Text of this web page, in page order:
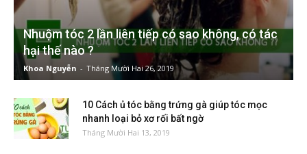
Nhuộm tóc 2 lần liên tiếp có sao không, có tác
hại thế nào ?
Khoa Nguyễn - Tháng Mười Hai 26, 2019
10 Cách ủ tóc bằng trứng gà giúp tóc mọc
nhanh loại bỏ xơ rối bất ngờ
Tháng Mười Hai 13, 2019